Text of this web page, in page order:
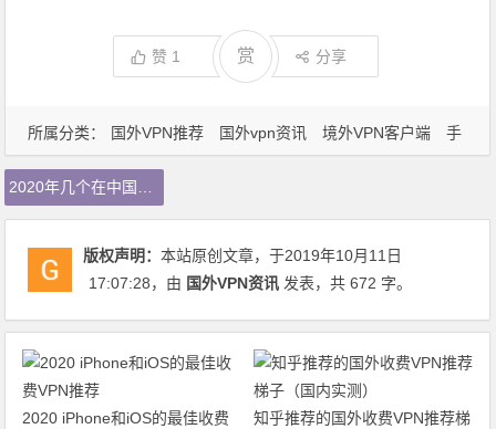
所属分类： 国外VPN推荐 国外vpn资讯 境外VPN客户端
手
脑vpn配置
网络安全
赞 1 赏 分享
版权声明：本站原创文章，于2019年10月11日
17:07:28，由 国外VPN资讯 发表，共 672 字。
2020 iPhone和iOS的最佳收费
知乎推荐的国外收费VPN推荐梯